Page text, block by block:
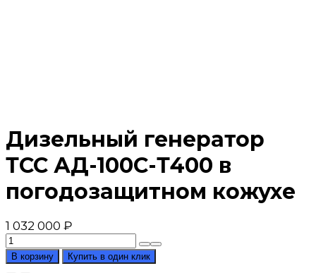
Дизельный генератор
ТСС АД-100С-Т400 в
погодозащитном кожухе
1 032 000 ₽
Количество
товара
Дизельный
В корзину Купить в один клик